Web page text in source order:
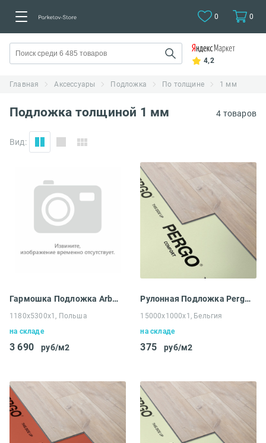
0 0
4,2
Главная Аксессуары Подложка По толщине 1 мм
Подложка толщиной 1 мм 4 товаров
Вид:
Гармошка Подложка Arbiton серого цвета Экструдированный полистирол (1180x5300x1 мм)
1180x5300x1, Польша
на складе
3 690 руб/м2
Рулонная Подложка Pergo Vinyl Comfort (15000x1000x1 мм)
15000x1000x1, Бельгия
на складе
375 руб/м2